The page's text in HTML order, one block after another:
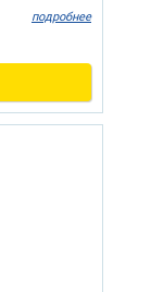
подробнее